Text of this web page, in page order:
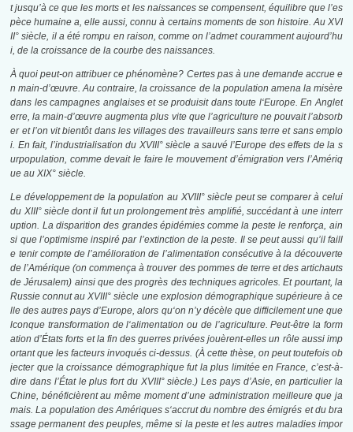
t jusqu’à ce que les morts et les naissances se compensent, équilibre que l’es
pèce humaine a, elle aussi, connu à certains moments de son histoire. Au XVI
II° siècle, il aétérompu en raison, comme on l’admet couramment aujourd’hu
i, de la croissance de la courbe des naissances.
À quoi peut-on attribuer ce phénomène? Certes pas à une demande accrue e
n main-d’œuvre. Au contraire, la croissance de la population amena la misère
dans les campagnes anglaises et se produisit dans toute l‘Europe. En Anglet
erre, la main-d’œuvre augmenta plus vite que l’agriculture ne pouvait l’absorb
er et l’onvitbientôt dans les villages des travailleurs sansterreet sans emplo
i. En fait, l’industrialisation du XVIII° siècle a sauvél’Europe des effets de la s
urpopulation, comme devait le faire le mouvement d’émigration vers l’Amériq
ue au XIX° siècle.
Le développement de la population au XVIII° siècle peut se comparer à celui
du XIII° siècle dont il futun prolongement très amplifié, succédant à une interr
uption. La disparition des grandes épidémies comme la peste lerenforça, ain
si que l’optimisme inspirépar l’extinction de la peste. Il sepeutaussi qu’il faill
e tenir compte de l’amélioration de l’alimentation consécutive à la découverte
de l’Amérique (on commença à trouver des pommes de terre et des artichauts
de Jérusalem) ainsi quedes progrès des techniques agricoles. Et pourtant, la
Russie connut au XVIII° siècle une explosion démographique supérieure à ce
lle des autres pays d’Europe,alors qu‘on n’y décèle que difficilementune que
lconque transformation del‘alimentation ou de l’agriculture. Peut-être la form
ation d’États forts et la fin des guerresprivées jouèrent-elles un rôle aussi imp
ortantqueles facteursinvoqués ci-dessus. (À cette thèse, on peut toutefois ob
jecter quela croissance démographiquefut la plus limitée en France, c’est-à-
dire dans l’État le plusfort du XVIII° siècle.) Les pays d’Asie, en particulier la
Chine, bénéficièrent au même moment d’une administration meilleureque ja
mais.La population desAmériques s‘accrutdu nombre des émigrés etdu bra
ssage permanent des peuples, même si la peste et les autres maladies impor